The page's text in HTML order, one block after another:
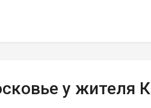
у жителя